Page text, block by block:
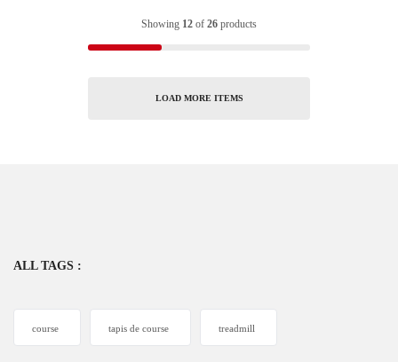
Showing 12 of 26 products
LOAD MORE ITEMS
ALL TAGS :
course tapis de course treadmill